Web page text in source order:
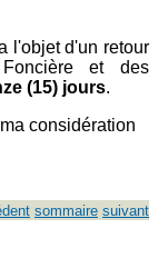
l'objet d'un retour
et des
(15) jours.
considération
sommaire suivant